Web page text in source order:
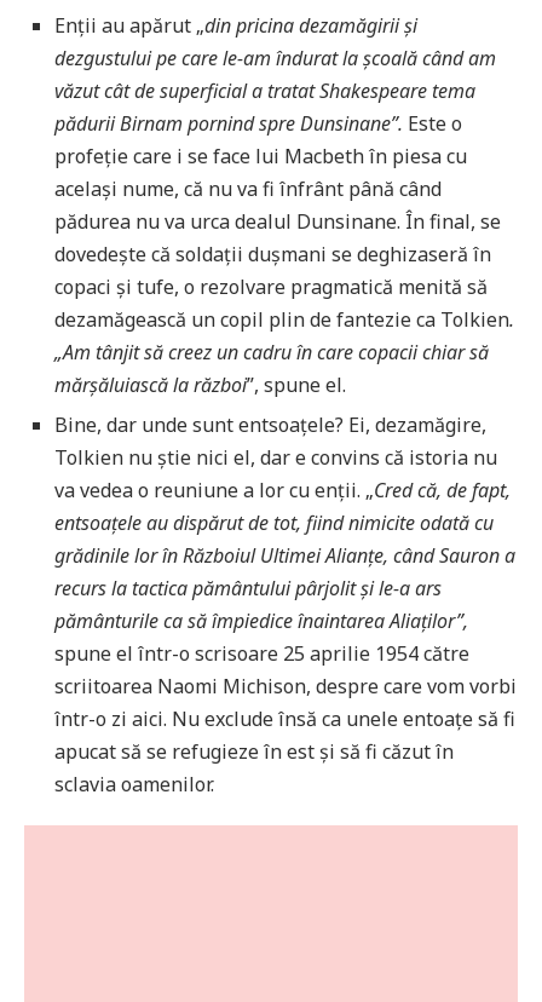
Enții au apărut „din pricina dezamăgirii și
dezgustului pe care le-am îndurat la școală când am
văzut cât de superficial a tratat Shakespeare tema
pădurii Birnam pornind spre Dunsinane”. Este o
profeție care i se face lui Macbeth în piesa cu
același nume, că nu va fi înfrânt până când
pădurea nu va urca dealul Dunsinane. În final, se
dovedește că soldații dușmani se deghizaseră în
copaci și tufe, o rezolvare pragmatică menită să
dezamăgească un copil plin de fantezie ca Tolkien.
„Am tânjit să creez un cadru în care copacii chiar să
mărșăluiască la război”, spune el.
Bine, dar unde sunt entsoațele? Ei, dezamăgire,
Tolkien nu știe nici el, dar e convins că istoria nu
va vedea o reuniune a lor cu enții. „Cred că, de fapt,
entsoațele au dispărut de tot, fiind nimicite odată cu
grădinile lor în Războiul Ultimei Alianțe, când Sauron a
recurs la tactica pământului pârjolit și le-a ars
pământurile ca să împiedice înaintarea Aliaților”,
spune el într-o scrisoare 25 aprilie 1954 către
scriitoarea Naomi Michison, despre care vom vorbi
într-o zi aici. Nu exclude însă ca unele entoațe să fi
apucat să se refugieze în est și să fi căzut în
sclavia oamenilor.